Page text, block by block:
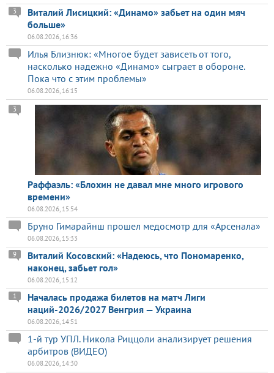
Виталий Лисицкий: «Динамо» забьет на один мяч
больше»
3
06.08.2026, 16:36
Илья Близнюк: «Многое будет зависеть от того,
насколько надежно «Динамо» сыграет в обороне.
Пока что с этим проблемы»
06.08.2026, 16:15
Раффаэль: «Блохин не давал мне много игрового
времени»
3
06.08.2026, 15:54
Бруно Гимарайнш прошел медосмотр для «Арсенала»
06.08.2026, 15:33
Виталий Косовский: «Надеюсь, что Пономаренко,
наконец, забьет гол»
9
06.08.2026, 15:12
Началась продажа билетов на матч Лиги
наций-2026/2027 Венгрия — Украина
1
06.08.2026, 14:51
1-й тур УПЛ. Никола Риццоли анализирует решения
арбитров (ВИДЕО)
06.08.2026, 14:30